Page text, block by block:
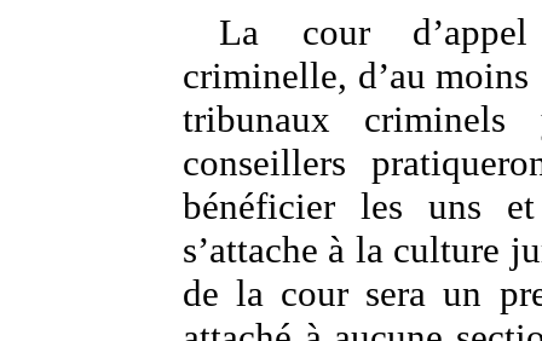
La cour
criminelle, d’au moins
tribunaux
conseillers
bénéficier les uns
s’attache à la culture
de la cour sera un